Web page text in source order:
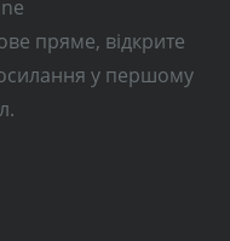
пряме, відкрите
у першому